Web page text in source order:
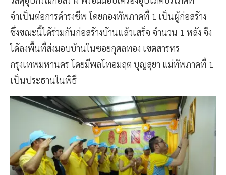
จำเป็นต่อการดำรงชีพ โดยกองทัพภาคที่ 1 เป็นผู้ก่อสร้าง
ซึ่งขณะนี้ได้ร่วมกันก่อสร้างบ้านแล้วเสร็จ จำนวน 1 หลัง จึง
ได้ลงพื้นที่ส่งมอบบ้านในซอยกุศลทอง เขตสารทร
กรุงเทพมหานคร โดยมีพลโทอมฤต บุญสุยา แม่ทัพภาคที่ 1
เป็นประธานในพิธี